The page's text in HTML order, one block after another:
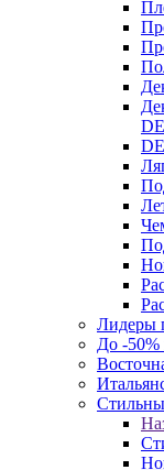
Лидеры
До -50%